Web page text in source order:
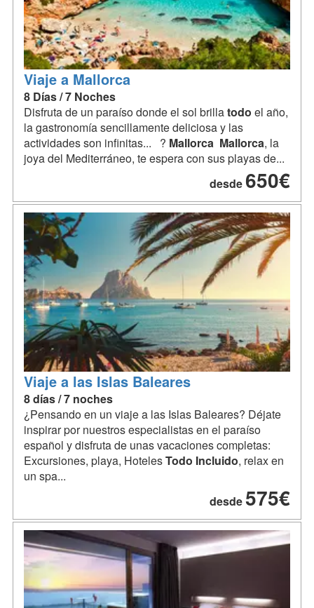
Viaje a Mallorca
8 Días / 7 Noches
Disfruta de un paraíso donde el sol brillatodo el año,
la gastronomía sencillamente deliciosa y las
actividades son infinitas... ? Mallorca Mallorca, la
joya del Mediterráneo, te espera con sus playas de...
desde 650€
Viaje a las Islas Baleares
8 días / 7 noches
¿Pensando en un viaje a las Islas Baleares? Déjate
inspirar por nuestros especialistas en el paraíso
español y disfruta de unas vacaciones completas:
Excursiones, playa, HotelesTodo Incluido, relax en
un spa...
desde575€